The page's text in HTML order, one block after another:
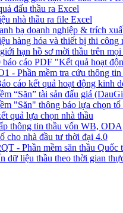
đấu thầu ra Excel
nhà thầu ra file Excel
bạ doanh nghiệp & trích
hàng hóa và thiết bị thi công
hạn hồ sơ mời thầu trên
cáo PDF "Kết quả hoạt
- Phần mềm tra cứu thông tin
cáo kết quả hoạt động kinh
“Săn” tài sản đấu giá
"Săn" thông báo lựa chọn
quả lựa chọn nhà thầu
thông tin thầu vốn WB,
cho nhà đầu tư thời đại 4.0
- Phần mềm săn thầu Quốc
dữ liệu thầu theo thời gian